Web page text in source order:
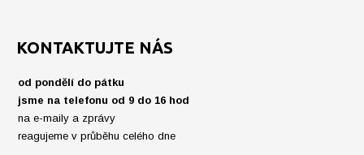
KONTAKTUJTE NÁS
od pondělí do pátku
jsme na telefonu od 9 do 16 hod
na e-maily a zprávy
reagujeme v průběhu celého dne